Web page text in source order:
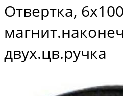
Отвертка,
двух.цв.ручка